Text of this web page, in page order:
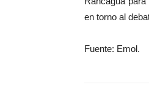
en torno al
Fuente: Emol.